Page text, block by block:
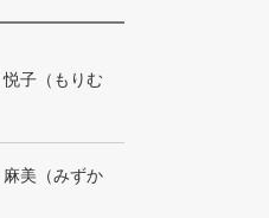
子（もりむ
美（みずか